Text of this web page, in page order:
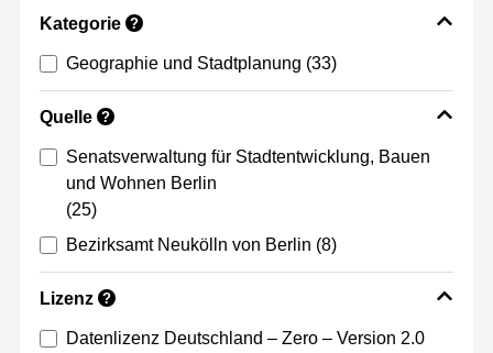
Kategorie ?
Geographie und Stadtplanung (33)
Quelle ?
Senatsverwaltung für Stadtentwicklung, Bauen
und Wohnen Berlin
(25)
Bezirksamt Neukölln von Berlin (8)
Lizenz ?
Datenlizenz Deutschland – Zero – Version 2.0